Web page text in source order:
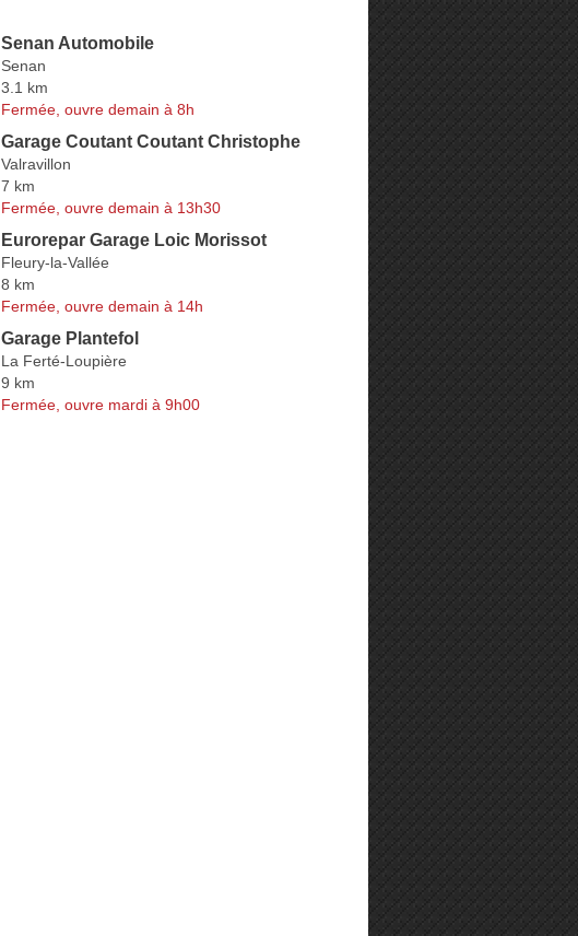
Senan Automobile
Senan
3.1 km
Fermée, ouvre demain à 8h
Garage Coutant Coutant Christophe
Valravillon
7 km
Fermée, ouvre demain à 13h30
Eurorepar Garage Loic Morissot
Fleury-la-Vallée
8 km
Fermée, ouvre demain à 14h
Garage Plantefol
La Ferté-Loupière
9 km
Fermée, ouvre mardi à 9h00